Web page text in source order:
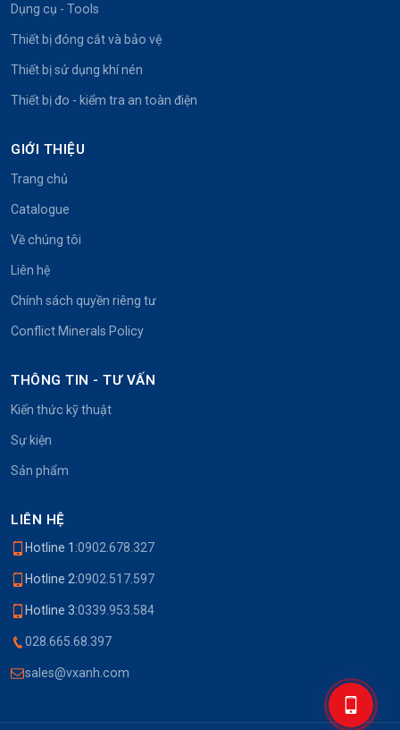
Dụng cụ - Tools
Thiết bị đóng cắt và bảo vệ
Thiết bị sử dụng khí nén
Thiết bị đo - kiểm tra an toàn điện
GIỚI THIỆU
Trang chủ
Catalogue
Về chúng tôi
Liên hệ
Chính sách quyền riêng tư
Conflict Minerals Policy
THÔNG TIN - TƯ VẤN
Kiến thức kỹ thuật
Sự kiện
Sản phẩm
LIÊN HỆ
Hotline 1:0902.678.327
Hotline 2:0902.517.597
Hotline 3:0339.953.584
028.665.68.397
sales@vxanh.com